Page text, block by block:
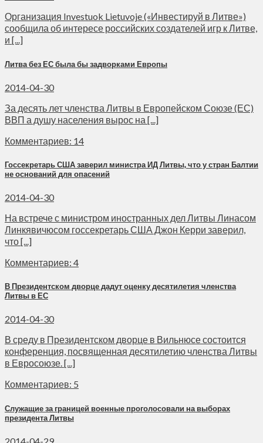
Организация Investuok Lietuvoje («Инвестируй в Литве»)
сообщила об интересе российских создателей игр к Литве,
и [...]
Литва без ЕС была бы задворками Европы
2014-04-30
За десять лет членства Литвы в Европейском Союзе (ЕС)
ВВП а душу населения вырос на [...]
Комментариев: 14
Госсекретарь США заверил министра ИД Литвы, что у стран Балтии
не оснований для опасений
2014-04-30
На встрече с министром иностранных дел Литвы Линасом
Линкявичюсом госсекретарь США Джон Керри заверил,
что [...]
Комментариев: 4
В Президентском дворце дадут оценку десятилетия членства
Литвы в ЕС
2014-04-30
В среду в Президентском дворце в Вильнюсе состоится
конференция, посвященная десятилетию членства Литвы
в Евросоюзе. [...]
Комментариев: 5
Служащие за границей военные проголосовали на выборах
президента Литвы